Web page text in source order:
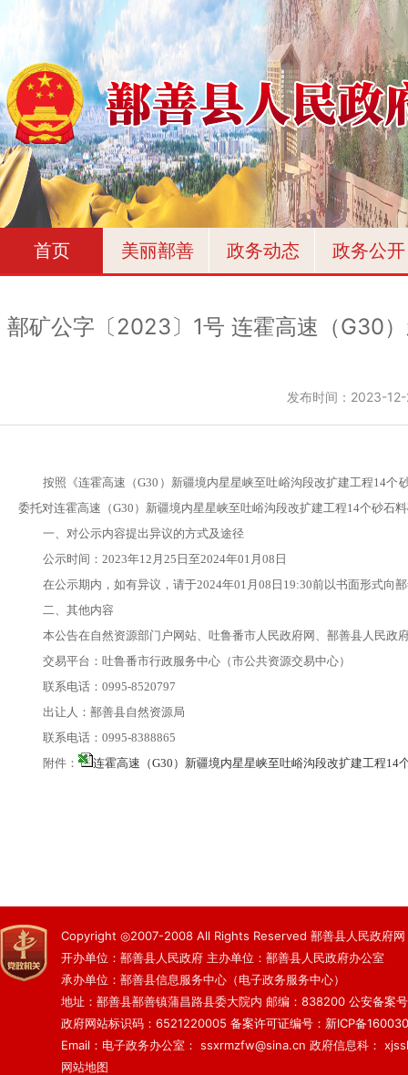
首页 美丽鄯善 政务动态 政务公开
鄯矿公字〔2023〕1号 连霍高速（G30
发布时间： 2023-
按照《连霍高速（G30 ）新疆境内星星峡至吐峪沟段改扩建工程14个
委托对连霍高速（G30 ）新疆境内星星峡至吐峪沟段改扩建工程14个砂石
一、对公示内容提出异议的方式及途径
公示时间： 2023年12 月 25 日至2024年01 月 08 日
在公示期内，如有异议，请于2024年01 月 08 日 19:30前以书面形式向
二、其他内容
本公告在自然资源部门户网站、吐鲁番市人民政府网、鄯善县人民政
交易平台：吐鲁番市行政服务中心（市公共资源交易中心）
联系电话： 0995-8520797
出让人：鄯善县自然资源局
联系电话： 0995-8388865
附件：
连霍高速（G30）新疆境内星星峡至吐峪沟段改扩建工程14
Copyright ◎2007-2008 All Rights Reserved 鄯善县人民政府网
开办单位：鄯善县人民政府 主办单位：鄯善县人民政府办公室
承办单位：鄯善县信息服务中心（电子政务服务中心）
地址：鄯善县鄯善镇蒲昌路县委大院内 邮编：838200 公安备案
政府网站标识码：6521220005 备案许可证编号：新ICP备
Email：电子政务办公室： ssxrmzfw@sina.cn 政府信息科：
网站地图